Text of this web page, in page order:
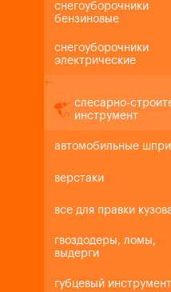
снегоуборочники
бензиновые
снегоуборочники
электрические
+-
слесарно-
инструмент
автомобильные
верстаки
все для правки
гвоздодеры, ломы,
выдерги
губцевый инструмент